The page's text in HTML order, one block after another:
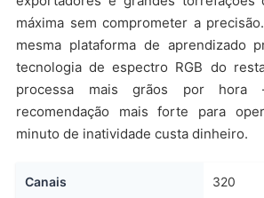
máxima sem comprometer a
mesma plataforma de aprendizado
tecnologia de espectro RGB do
processa mais grãos por hora
recomendação mais forte para
minuto de inatividade custa dinheiro.
Canais 320